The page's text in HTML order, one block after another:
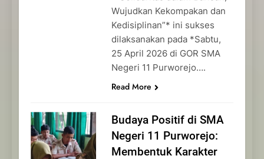
Wujudkan Kekompakan dan
Kedisiplinan”* ini sukses
dilaksanakan pada *Sabtu,
25 April 2026 di GOR SMA
Negeri 11 Purworejo….
Read More
Budaya Positif di SMA
Negeri 11 Purworejo:
Membentuk Karakter